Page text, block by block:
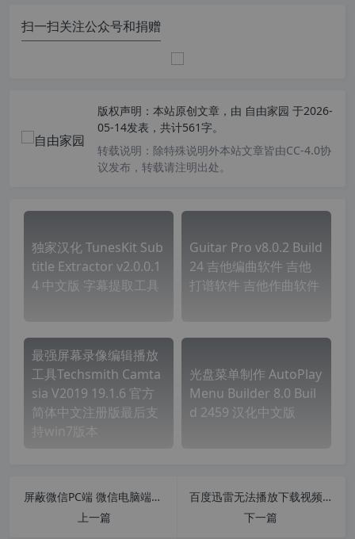
扫一扫关注公众号和捐赠
版权声明： 本站原创文章，由 自由家园 于2026-
05-14发表，共计561字。
转载说明： 除特殊说明外本站文章皆由CC-4.0协
议发布，转载请注明出处。
独家汉化 TunesKit Sub
title Extractor v2.0.0.1
4 中文版 字幕提取工具
Guitar Pro v8.0.2 Build
24 吉他编曲软件 吉他
打谱软件 吉他作曲软件
最强屏幕录像编辑播放
工具Techsmith Camta
sia V2019 19.1.6 官方
简体中文注册版最后支
持win7版本
光盘菜单制作 AutoPlay
Menu Builder 8.0 Buil
d 2459 汉化中文版
屏蔽微信PC端 微信电脑端的自动更新 怎么关闭微信自动升级更新？
上一篇
百度迅雷无法播放下载视频MD5修改工具 v1.0
下一篇